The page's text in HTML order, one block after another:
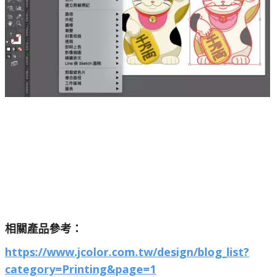
相關產品參考：
https://www.jcolor.com.tw/design/blog_list?
category=Printing&page=1